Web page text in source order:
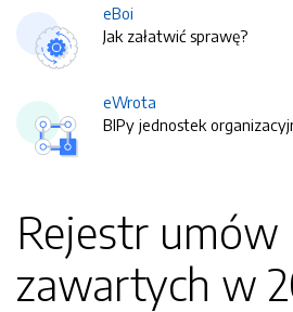
eBoi
Jak załatwić sprawę?
eWrota
BIPy jednostek
Rejestr umów
zawartych w